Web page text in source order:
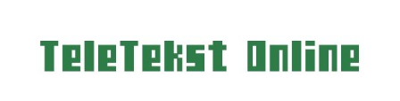
inhoud